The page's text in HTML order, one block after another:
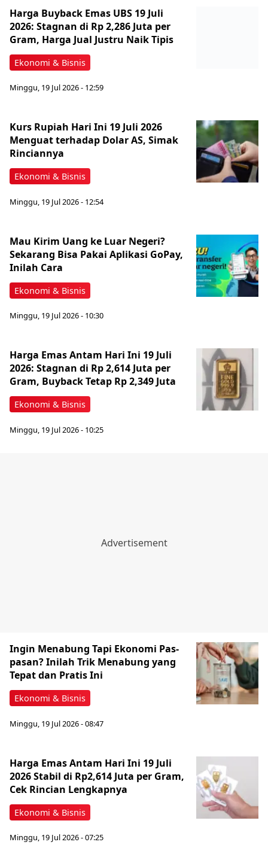
Ekonomi & Bisnis
Harga Buyback Emas UBS 19 Juli
2026: Stagnan di Rp 2,286 Juta per
Gram, Harga Jual Justru Naik Tipis
Minggu, 19 Jul 2026 - 12:59
Ekonomi & Bisnis
Kurs Rupiah Hari Ini 19 Juli 2026
Menguat terhadap Dolar AS, Simak
Rinciannya
Minggu, 19 Jul 2026 - 12:54
Ekonomi & Bisnis
Mau Kirim Uang ke Luar Negeri?
Sekarang Bisa Pakai Aplikasi GoPay,
Inilah Cara
Minggu, 19 Jul 2026 - 10:30
Ekonomi & Bisnis
Harga Emas Antam Hari Ini 19 Juli
2026: Stagnan di Rp 2,614 Juta per
Gram, Buyback Tetap Rp 2,349 Juta
Minggu, 19 Jul 2026 - 10:25
Ekonomi & Bisnis
Ingin Menabung Tapi Ekonomi Pas-
pasan? Inilah Trik Menabung yang
Tepat dan Pratis Ini
Minggu, 19 Jul 2026 - 08:47
Ekonomi & Bisnis
Harga Emas Antam Hari Ini 19 Juli
2026 Stabil di Rp2,614 Juta per Gram,
Cek Rincian Lengkapnya
Minggu, 19 Jul 2026 - 07:25